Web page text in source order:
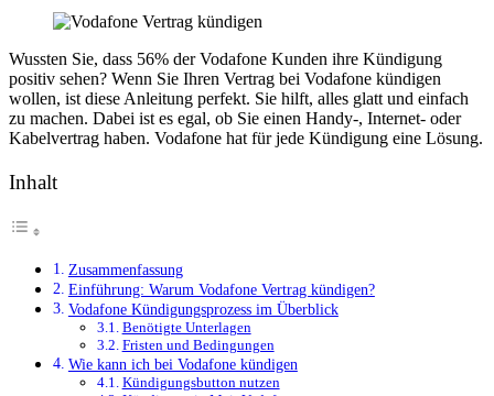
Wussten Sie, dass 56% der Vodafone Kunden ihre Kündigung
positiv sehen? Wenn Sie Ihren Vertrag bei Vodafone kündigen
wollen, ist diese Anleitung perfekt. Sie hilft, alles glatt und einfach
zu machen. Dabei ist es egal, ob Sie einen Handy-, Internet- oder
Kabelvertrag haben. Vodafone hat für jede Kündigung eine Lösung.
Inhalt
Zusammenfassung
Einführung: Warum Vodafone Vertrag kündigen?
Vodafone Kündigungsprozess im Überblick
Benötigte Unterlagen
Fristen und Bedingungen
Wie kann ich bei Vodafone kündigen
Kündigungsbutton nutzen